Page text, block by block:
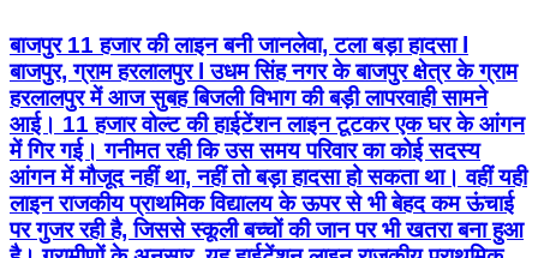
बाजपुर 11 हजार की लाइन बनी जानलेवा, टला बड़ा हादसा l
बाजपुर, ग्राम हरलालपुर l उधम सिंह नगर के बाजपुर क्षेत्र के ग्राम
हरलालपुर में आज सुबह बिजली विभाग की बड़ी लापरवाही सामने
आई। 11 हजार वोल्ट की हाईटेंशन लाइन टूटकर एक घर के आंगन
में गिर गई। गनीमत रही कि उस समय परिवार का कोई सदस्य
आंगन में मौजूद नहीं था, नहीं तो बड़ा हादसा हो सकता था। वहीं यही
लाइन राजकीय प्राथमिक विद्यालय के ऊपर से भी बेहद कम ऊंचाई
पर गुजर रही है, जिससे स्कूली बच्चों की जान पर भी खतरा बना हुआ